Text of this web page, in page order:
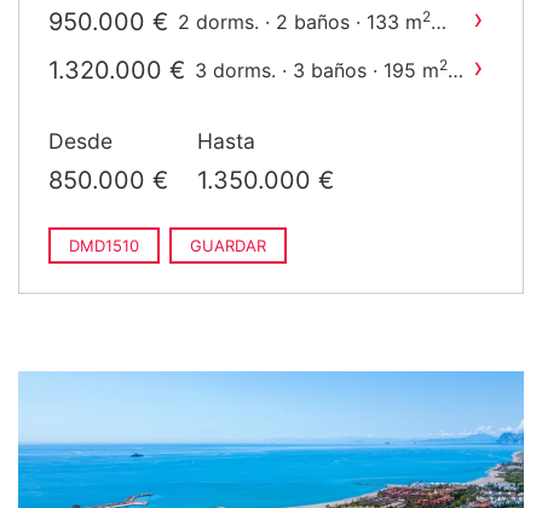
950.000 € 2 dorms. · 2 baños · 133 m2 ›
1.320.000 € 3 dorms. · 3 baños · 195 m2 ›
construido
Desde
850.000 €
Hasta
1.350.000 €
DMD1510 GUARDAR